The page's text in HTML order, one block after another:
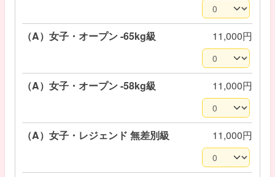
（A）女子・オープン -65kg級 11,000円
（A）女子・オープン -58kg級 11,000円
（A）女子・レジェンド 無差別級 11,000円